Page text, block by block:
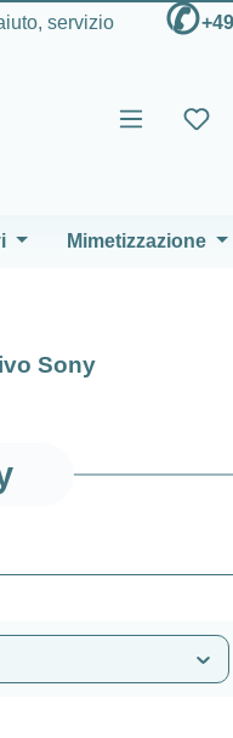
servizio ✆
Mimetizzazione
Sony